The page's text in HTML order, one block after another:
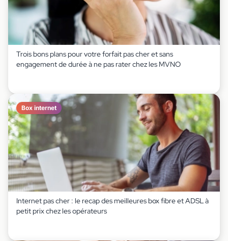
Trois bons plans pour votre forfait pas cher et sans
engagement de durée à ne pas rater chez les MVNO
Box internet
Internet pas cher : le recap des meilleures box fibre et ADSL à
petit prix chez les opérateurs